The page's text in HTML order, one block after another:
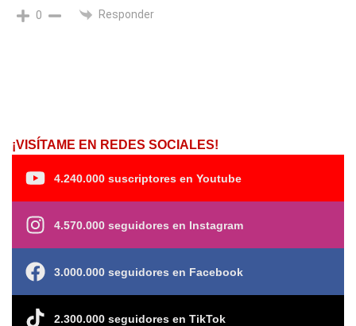
0 Responder
¡VISÍTAME EN REDES SOCIALES!
4.240.000 suscriptores en Youtube
4.570.000 seguidores en Instagram
3.000.000 seguidores en Facebook
2.300.000 seguidores en TikTok